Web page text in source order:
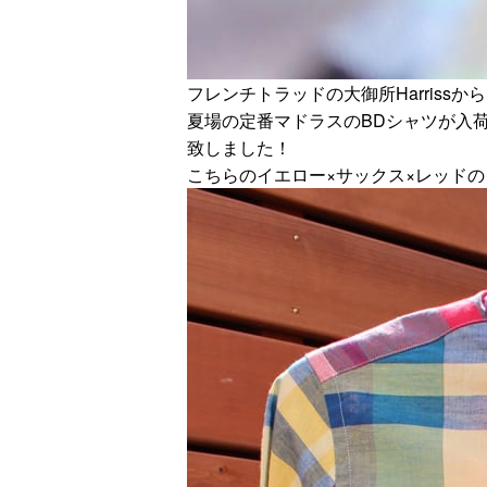
フレンチトラッドの大御所Harrissから
夏場の定番マドラスのBDシャツが入
致しました！
こちらのイエロー×サックス×レッドの